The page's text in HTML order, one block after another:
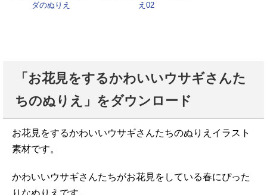
ダのぬりえ
え02
「お花見をするかわいいウサギさんた
ちのぬりえ」をダウンロード
お花見をするかわいいウサギさんたちのぬりえイラスト
素材です。
かわいいウサギさんたちがお花見をしている春にぴった